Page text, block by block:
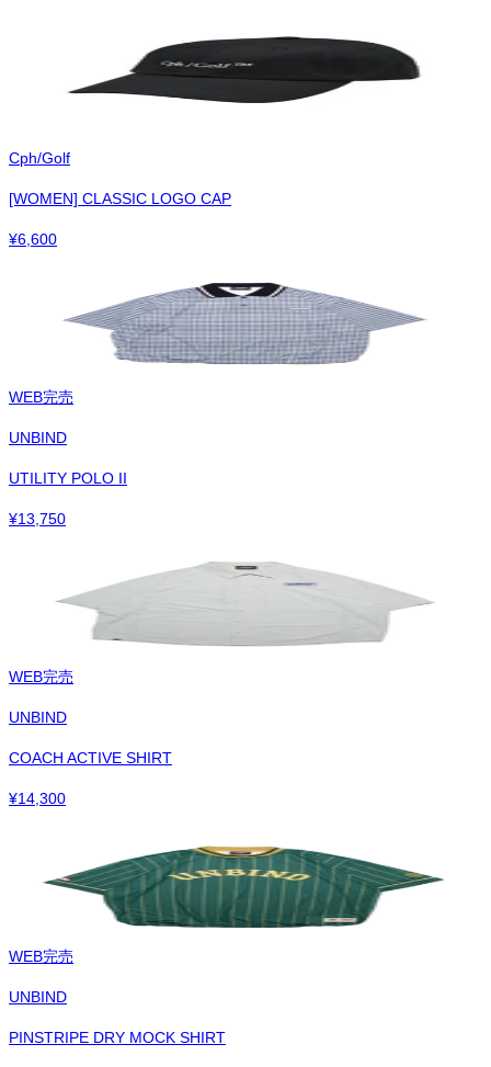
Cph/Golf
[WOMEN] CLASSIC LOGO CAP
¥6,600
WEB完売
UNBIND
UTILITY POLO II
¥13,750
WEB完売
UNBIND
COACH ACTIVE SHIRT
¥14,300
WEB完売
UNBIND
PINSTRIPE DRY MOCK SHIRT